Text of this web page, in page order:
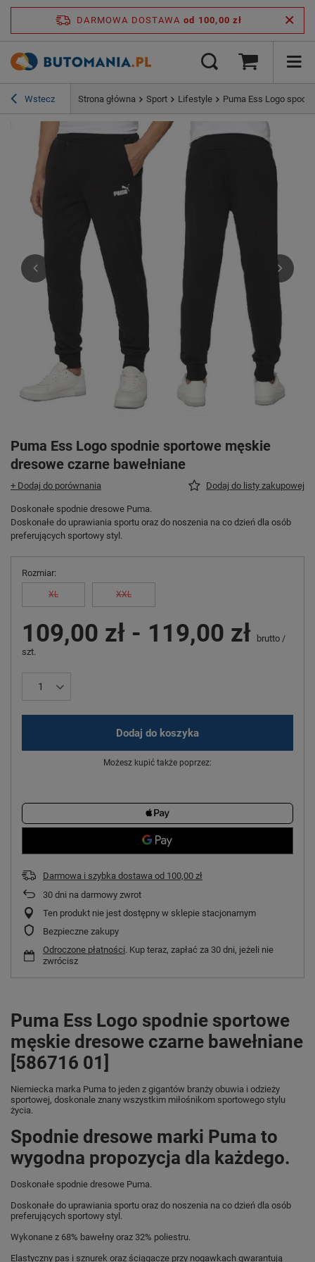
DARMOWA DOSTAWA od 100,00 zł
Wstecz Strona główna Sport Lifestyle Puma Ess Logo
Puma Ess Logo spodnie sportowe męskie
dresowe czarne bawełniane
+ Dodaj do porównania Dodaj do listy zakupowej
Doskonałe spodnie dresowe Puma.
Doskonałe do uprawiania sportu oraz do noszenia na co dzień dla osób
preferujących sportowy styl.
Rozmiar
XL XXL
109,00 zł - 119,00 zł brutto /
szt.
Dodaj do koszyka
Możesz kupić także poprzez:
Darmowa i szybka dostawa od 100,00 zł
30 dni na darmowy zwrot
Ten produkt nie jest dostępny w sklepie stacjonarnym
Bezpieczne zakupy
Odroczone płatności. Kup teraz, zapłać za 30 dni, jeżeli nie
zwrócisz
Puma Ess Logo spodnie sportowe
męskie dresowe czarne bawełniane
[586716 01]
Niemiecka marka Puma to jeden z gigantów branży obuwia i odzieży
sportowej, doskonale znany wszystkim miłośnikom sportowego stylu
życia.
Spodnie dresowe marki Puma to
wygodna propozycja dla każdego.
Doskonałe spodnie dresowe Puma.
Doskonałe do uprawiania sportu oraz do noszenia na co dzień dla osób
preferujących sportowy styl.
Wykonane z 68% bawełny oraz 32% poliestru.
Elastyczny pas i sznurek oraz ściągacze przy nogawkach gwarantują